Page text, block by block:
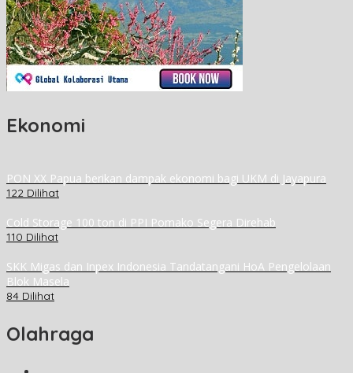
Ekonomi
PON XX Papua berikan dampak ekonomi bagi UKM di Jayapura
122 Dilihat
Cold Storage 100 ton di PPI Pomako Segera Direhab
110 Dilihat
SKK Migas dan Inpex Indonesia Tandatangani HoA Pengelolaan
Blok Masela
84 Dilihat
Olahraga